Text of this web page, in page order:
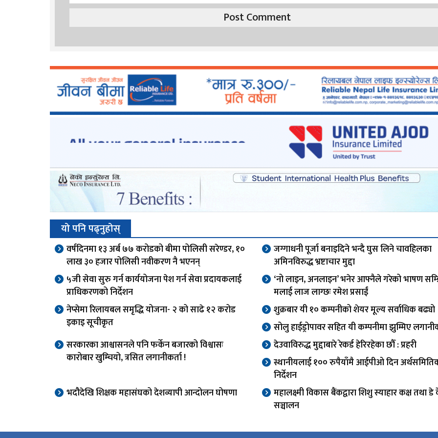
यो पनि पढ्नुहोस्
वर्षदिनमा १३ अर्ब ७७ करोडको बीमा पोलिसी सरेण्डर, १०
लाख ३० हजार पोलिसी नवीकरण नै भएनन्
जग्गाधनी पूर्जा बनाइदिने भन्दै घुस लिने चावहिलका
अमिनविरुद्ध भ्रष्टाचार मुद्दा
५जी सेवा सुरु गर्न कार्ययोजना पेश गर्न सेवा प्रदायकलाई
प्राधिकरणको निर्देशन
‘नो लाइन, अनलाइन’ भनेर आफ्नैले गरेको भाषण
मलाई लाज लाग्छः रमेश प्रसाईं
नेप्सेमा रिलायबल समृद्धि योजना- २ को साढे १२ करोड
इकाइ सूचीकृत
शुक्रबार यी १० कम्पनीको शेयर मूल्य सर्वाधिक बढ्यो
सोलु हाईड्रोपावर सहित यी कम्पनीमा झुम्मिए
सरकारका आश्वासनले पनि फर्केन बजारको विश्वासः
कारोबार खुम्चियो, त्रसित लगानीकर्ता !
देउवाविरुद्ध मुद्दाबारे रेकर्ड हेरिरहेका छौँ : प्रहरी
स्थानीयलाई १०० रुपैयाँमै आईपीओ दिन
निर्देशन
भदौदेखि शिक्षक महासंघको देशव्यापी आन्दोलन घोषणा
महालक्ष्मी विकास बैंकद्वारा शिशु स्याहार कक्ष तथा
सञ्चालन